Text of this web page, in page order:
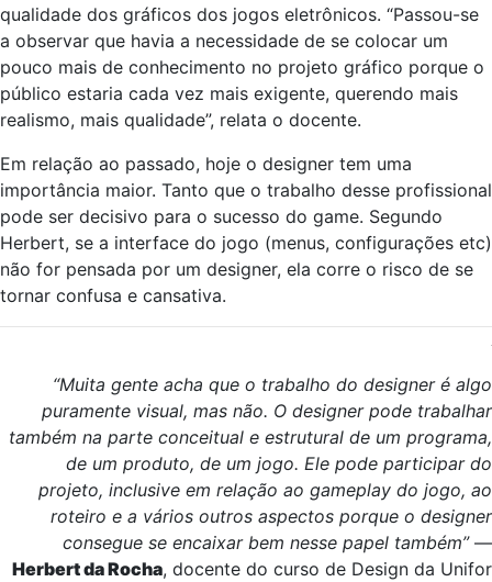
qualidade dos gráficos dos jogos eletrônicos. “Passou-se
a observar que havia a necessidade de se colocar um
pouco mais de conhecimento no projeto gráfico porque o
público estaria cada vez mais exigente, querendo mais
realismo, mais qualidade”, relata o docente.
Em relação ao passado, hoje o designer tem uma
importância maior. Tanto que o trabalho desse profissional
pode ser decisivo para o sucesso do game. Segundo
Herbert, se a interface do jogo (menus, configurações etc)
não for pensada por um designer, ela corre o risco de se
tornar confusa e cansativa.
“Muita gente acha que o trabalho do designer é algo
puramente visual, mas não. O designer pode trabalhar
também na parte conceitual e estrutural de um programa,
de um produto, de um jogo. Ele pode participar do
projeto, inclusive em relação ao gameplay do jogo, ao
roteiro e a vários outros aspectos porque o designer
consegue se encaixar bem nesse papel também” —
Herbert da Rocha, docente do curso de Design da Unifor